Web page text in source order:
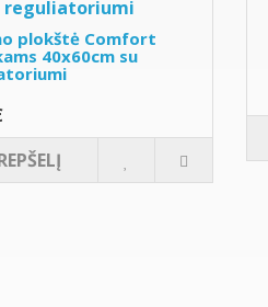
plokštė Comfort
40x60cm su